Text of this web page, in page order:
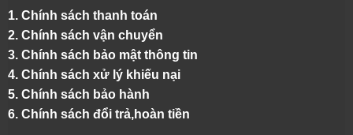
1. Chính sách thanh toán
2. Chính sách vận chuyển
3. Chính sách bảo mật thông tin
4. Chính sách xử lý khiếu nại
5. Chính sách bảo hành
6. Chính sách đổi trả,hoàn tiền